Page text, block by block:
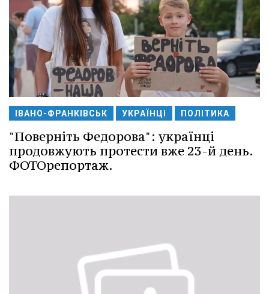
ІВАНО-ФРАНКІВСЬК УКРАЇНЦІ ПОЛІТИКА
"Поверніть Федорова": українці
продовжують протести вже 23-й день.
ФОТОрепортаж.